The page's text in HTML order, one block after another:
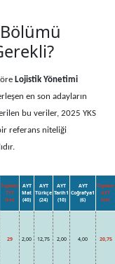
Lojistik Yönetimi
en son adayların
bu veriler, 2025 YKS
referans niteliği
Toplam
TYT
Net
AYT
Mat
(40)
AYT
Türkçe
(24)
AYT
Tarih1
(10)
AYT
Coğrafya1
(6)
Toplam
AYT
Net
29 2,00 12,75 2,00 4,00 20,75